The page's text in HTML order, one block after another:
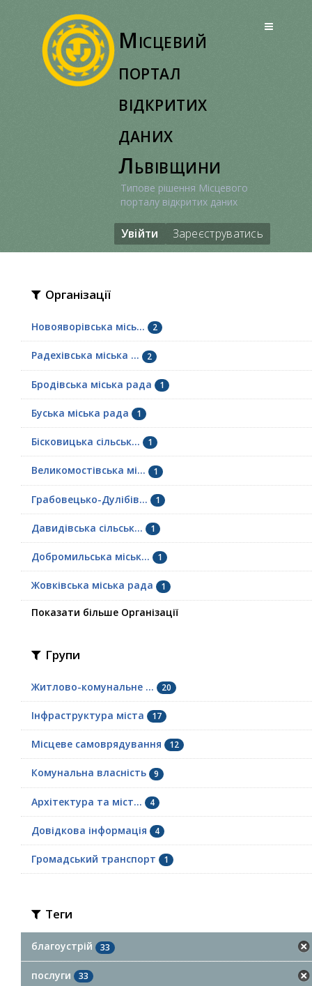
Місцевий
портал
відкритих
даних
Львівщини
Типове рішення Місцевого
порталу відкритих даних
Увійти Зареєструватись
Організації
Новояворівська місь... 2
Радехівська міська ... 2
Бродівська міська рада 1
Буська міська рада 1
Бісковицька сільськ... 1
Великомостівська мі... 1
Грабовецько-Дулібів... 1
Давидівська сільськ... 1
Добромильська міськ... 1
Жовківська міська рада 1
Показати більше Організації
Групи
Житлово-комунальне ... 20
Інфраструктура міста 17
Місцеве самоврядування 12
Комунальна власність 9
Архітектура та міст... 4
Довідкова інформація 4
Громадський транспорт 1
Теги
благоустрій 33
послуги 33